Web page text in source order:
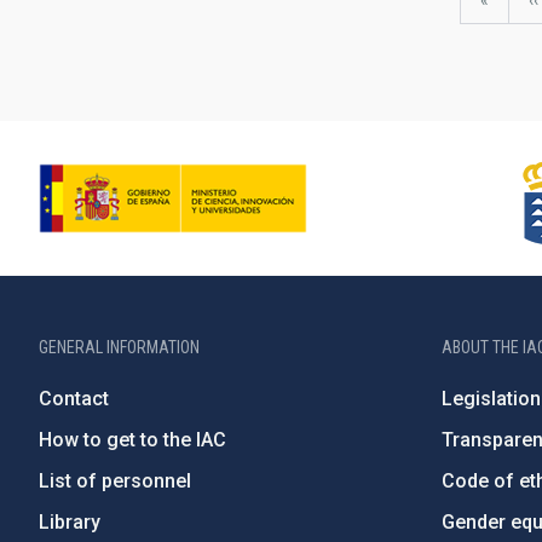
GENERAL INFORMATION
Contact
How to get to the IAC
List of personnel
Library
ABOUT THE
Legislation
Code of
Gender